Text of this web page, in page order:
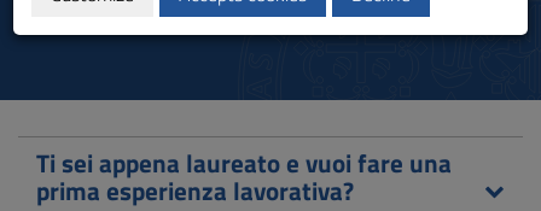
to
Go
to
Footer
Ti sei appena laureato e vuoi fare una
prima esperienza lavorativa?